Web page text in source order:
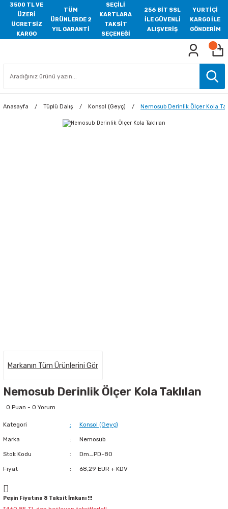
3500 TL VE
ÜZERİ
ÜCRETSİZ
KARGO
TÜM
ÜRÜNLERDE 2
YIL GARANTİ
SEÇİLİ
KARTLARA
TAKSİT
SEÇENEĞİ
256 BİT SSL
İLE GÜVENLİ
ALIŞVERİŞ
YURTİÇİ
KARGO İLE
GÖNDERİM
Anasayfa Tüplü Dalış Konsol (Geyç) Nemosub Derinlik Ölçer Kola
Markanın Tüm Ürünlerini Gör
Nemosub Derinlik Ölçer Kola Taklılan
0 Puan - 0 Yorum
Kategori Konsol (Geyç)
Marka Nemosub
Stok Kodu Dm_PD-80
Fiyat 68,29 EUR + KDV
Peşin Fiyatına 8 Taksit İmkanı !!!